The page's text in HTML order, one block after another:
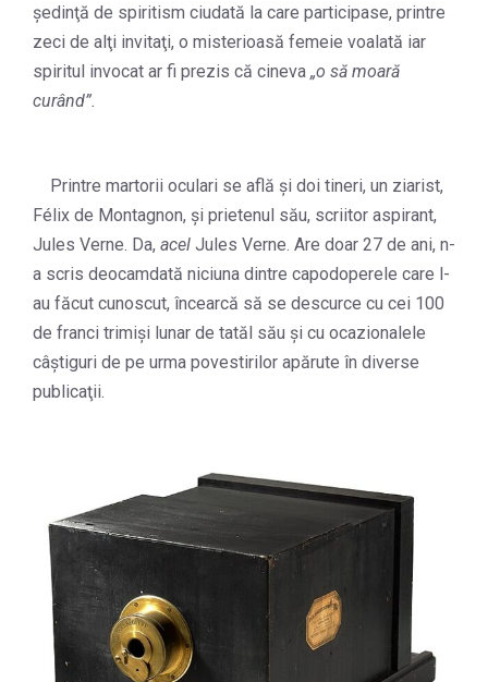
şedinţă de spiritism ciudată la care participase, printre
zeci de alţi invitaţi, o misterioasă femeie voalată iar
spiritul invocat ar fi prezis că cineva „o să moară
curând”.
Printre martorii oculari se află şi doi tineri, un ziarist,
Félix de Montagnon, şi prietenul său, scriitor aspirant,
Jules Verne. Da, acel Jules Verne. Are doar 27 de ani, n-
a scris deocamdată niciuna dintre capodoperele care l-
au făcut cunoscut, încearcă să se descurce cu cei 100
de franci trimişi lunar de tatăl său şi cu ocazionalele
câştiguri de pe urma povestirilor apărute în diverse
publicaţii.